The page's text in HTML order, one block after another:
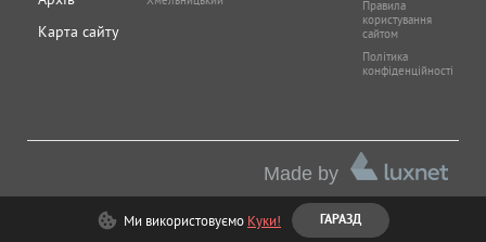
Карта сайту
Правила
користування
сайтом
Політика
конфіденційності
Made by
Ми використовуємо Куки! ГАРАЗД